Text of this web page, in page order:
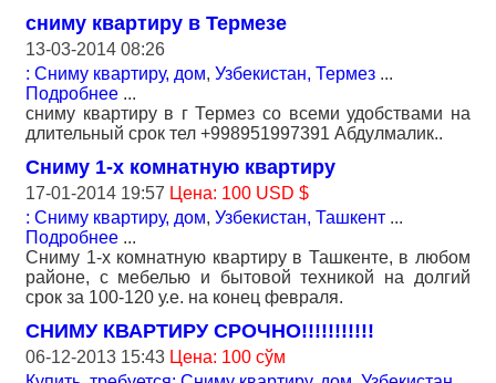
сниму квартиру в Термезе
13-03-2014 08:26
: Сниму квартиру, дом, Узбекистан, Термез ...
Подробнее ...
сниму квартиру в г Термез со всеми удобствами на
длительный срок тел +998951997391 Абдулмалик..
Сниму 1-х комнатную квартиру
17-01-2014 19:57 Цена: 100 USD $
: Сниму квартиру, дом, Узбекистан, Ташкент ...
Подробнее ...
Сниму 1-х комнатную квартиру в Ташкенте, в любом
районе, с мебелью и бытовой техникой на долгий
срок за 100-120 у.е. на конец февраля.
СНИМУ КВАРТИРУ СРОЧНО!!!!!!!!!!!
06-12-2013 15:43 Цена: 100 сўм